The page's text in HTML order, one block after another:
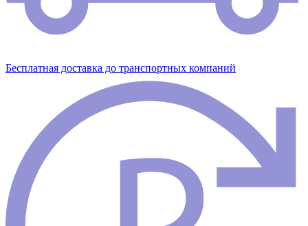
Бесплатная доставка до транспортных компаний